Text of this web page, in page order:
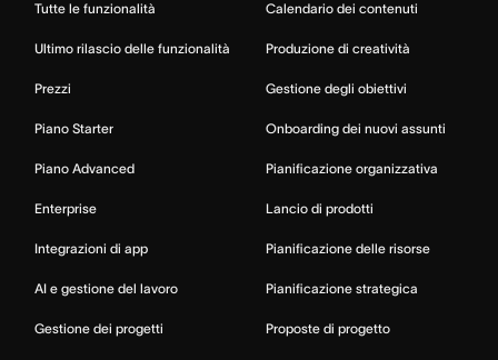
Tutte le funzionalità
Ultimo rilascio delle funzionalità
Prezzi
Piano Starter
Piano Advanced
Enterprise
Integrazioni di app
AI e gestione del lavoro
Gestione dei progetti
Calendario dei contenuti
Produzione di creatività
Gestione degli obiettivi
Onboarding dei nuovi assunti
Pianificazione organizzativa
Lancio di prodotti
Pianificazione delle risorse
Pianificazione strategica
Proposte di progetto